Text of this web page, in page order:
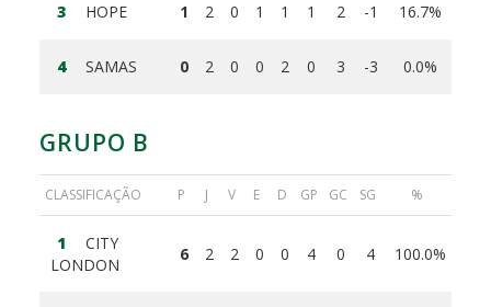
3 HOPE 1 2 0 1 1 1 2 -1 16.7%
4 SAMAS 0 2 0 0 2 0 3 -3 0.0%
GRUPO B
CLASSIFICAÇÃO P J V E D GP GC SG %
1
CITY
LONDON
6 2 2 0 0 4 0 4 100.0%